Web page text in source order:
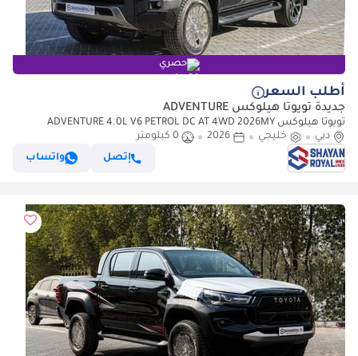
حصري
أطلب السعر
جديدة تويوتا هيلوكس ADVENTURE
تويوتا هيلوكس ADVENTURE 4.0L V6 PETROL DC AT 4WD 2026MY
دبي
خليجي 2026
0 كيلومتر
إتصل
واتساب